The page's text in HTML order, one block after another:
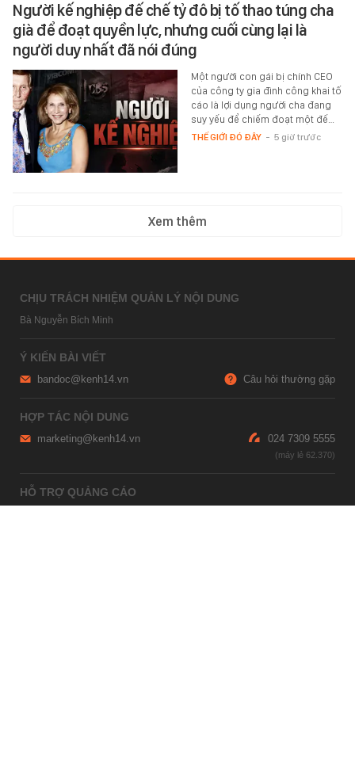
Người kế nghiệp đế chế tỷ đô bị tố thao túng cha
già để đoạt quyền lực, nhưng cuối cùng lại là
người duy nhất đã nói đúng
Một người con gái bị chính CEO
của công ty gia đình công khai tố
cáo là lợi dụng người cha đang
suy yếu để chiếm đoạt một đế…
THẾ GIỚI ĐÓ ĐÂY - 5 giờ trước
Xem thêm
CHỊU TRÁCH NHIỆM QUẢN LÝ NỘI DUNG
Bà Nguyễn Bích Minh
Ý KIẾN BÀI VIẾT
bandoc@kenh14.vn Câu hỏi thường gặp
HỢP TÁC NỘI DUNG
marketing@kenh14.vn 024 7309 5555
HỖ TRỢ QUẢNG CÁO